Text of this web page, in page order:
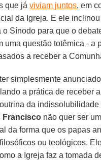
que jáviviam juntos, em
da Igreja. E ele inclinou
o Sínodo para que o
uma questão totêmica - a
a receber a
simplesmente
a prática de receber a
da indissolubilidade
Francisco não quer ser um
da forma que os papas
ou teológicos.
a Igreja faz a tomada